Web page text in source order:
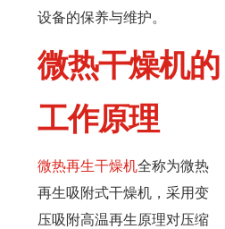
设备的保养与维护。
微热干燥机的
工作原理
微热再生干燥机全称为微热
再生吸附式干燥机，采用变
压吸附高温再生原理对压缩